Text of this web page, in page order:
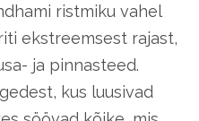
ristmiku vahel
ekstreemsest rajast,
ja pinnasteed.
kus luusivad